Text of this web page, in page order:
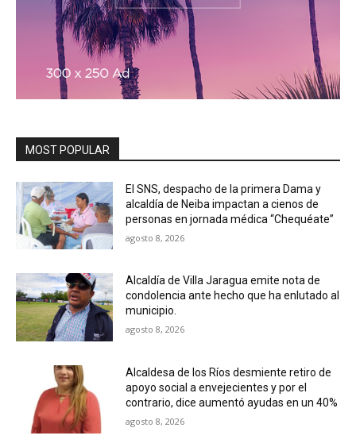
MOST POPULAR
El SNS, despacho de la primera Dama y
alcaldía de Neiba impactan a cienos de
personas en jornada médica “Chequéate”
agosto 8, 2026
Alcaldía de Villa Jaragua emite nota de
condolencia ante hecho que ha enlutado al
municipio.
agosto 8, 2026
Alcaldesa de los Ríos desmiente retiro de
apoyo social a envejecientes y por el
contrario, dice aumentó ayudas en un 40%
agosto 8, 2026